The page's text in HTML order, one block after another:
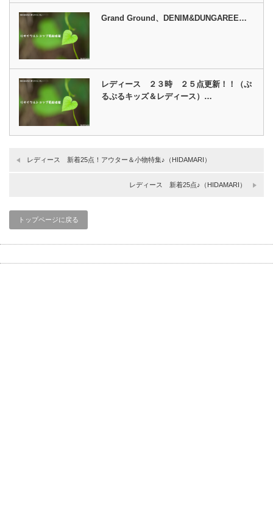
Grand Ground、DENIM&DUNGAREE…
レディース ２３時 ２５点更新！！（ぷ
るぷるキッズ＆レディース）…
レディース 新着25点！アウター＆小物特集♪（HIDAMARI）
レディース 新着25点♪（HIDAMARI）
トップページに戻る